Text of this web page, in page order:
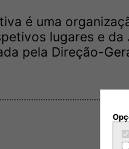
é uma
lugares e da
pela Direção-